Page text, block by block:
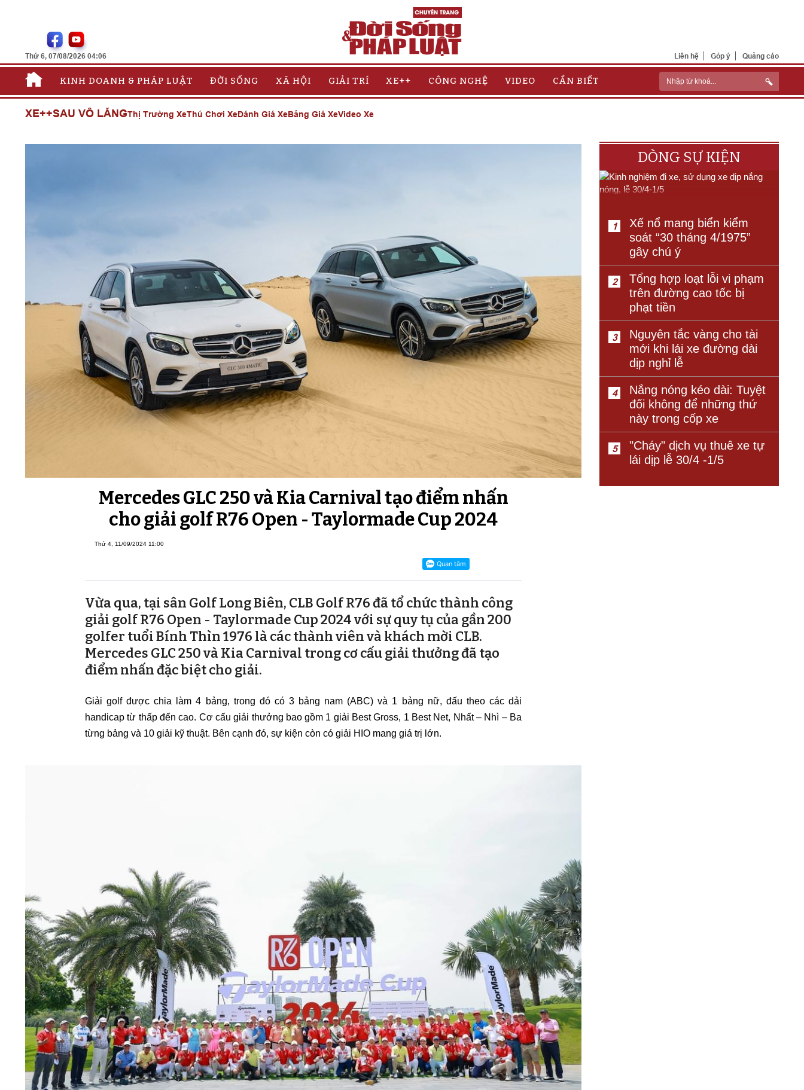
Thứ 6, 07/08/2026 04:06 Liên hệ Góp ý Quảng cáo
KINH DOANH & PHÁP LUẬT ĐỜI SỐNG XÃ HỘI GIẢI TRÍ XE++ CÔNG NGHỆ VIDEO CẦN BIẾT
XE++ Thị Trường XeThú Chơi XeĐánh Giá XeBảng Giá XeVideo Xe
SAU VÔ LĂNG
Mercedes GLC 250 và Kia Carnival tạo điểm nhấn
cho giải golf R76 Open - Taylormade Cup 2024
Thứ 4, 11/09/2024 11:00
Vừa qua, tại sân Golf Long Biên, CLB Golf R76 đã tổ chức thành công
giải golf R76 Open - Taylormade Cup 2024 với sự quy tụ của gần 200
golfer tuổi Bính Thìn 1976 là các thành viên và khách mời CLB.
Mercedes GLC 250 và Kia Carnival trong cơ cấu giải thưởng đã tạo
điểm nhấn đặc biệt cho giải.
Giải golf được chia làm 4 bảng, trong đó có 3 bảng nam (ABC) và 1 bảng nữ, đấu theo các dải
handicap từ thấp đến cao. Cơ cấu giải thưởng bao gồm 1 giải Best Gross, 1 Best Net, Nhất – Nhì – Ba
từng bảng và 10 giải kỹ thuật. Bên cạnh đó, sự kiện còn có giải HIO mang giá trị lớn.
DÒNG SỰ KIỆN
1
Xế nổ mang biển kiểm
soát “30 tháng 4/1975”
gây chú ý
2
Tổng hợp loạt lỗi vi phạm
trên đường cao tốc bị
phạt tiền
3
Nguyên tắc vàng cho tài
mới khi lái xe đường dài
dịp nghỉ lễ
4
Nắng nóng kéo dài: Tuyệt
đối không để những thứ
này trong cốp xe
5
"Cháy" dịch vụ thuê xe tự
lái dịp lễ 30/4 -1/5